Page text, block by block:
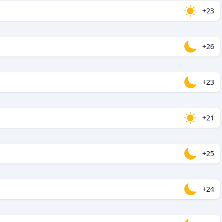
+23
+26
+23
+21
+25
+24